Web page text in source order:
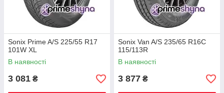
Sonix Prime A/S 225/55 R17
101W XL
В наявності
3 081 ₴
Sonix Van A/S 235/65 R16C
115/113R
В наявності
3 877 ₴